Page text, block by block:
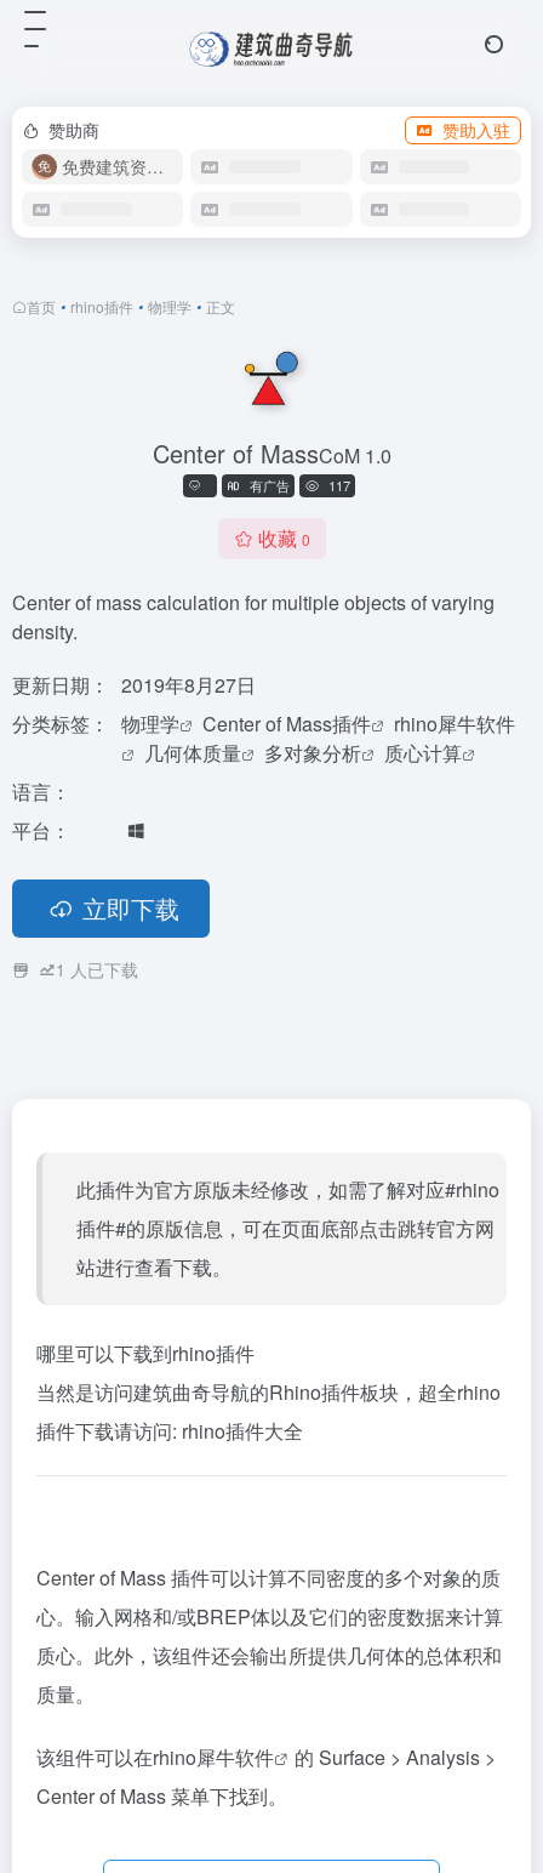
赞助商
赞助入驻
免费建筑资源库
首页 • rhino插件 • 物理学 • 正文
Center of MassCoM 1.0
有广告 117
收藏 0
Center of mass calculation for multiple objects of varying
density.
更新日期：
2019年8月27日
分类标签：
物理学 Center of Mass插件
rhino犀牛软件
几何体质量
多对象分析
质心计算
语言：
平台：
立即下载
1 人已下载
此插件为官方原版未经修改，如需了解对应#rhino
插件#的原版信息，可在页面底部点击跳转官方网
站进行查看下载。
哪里可以下载到rhino插件
当然是访问建筑曲奇导航的Rhino插件板块，超全rhino
插件下载请访问: rhino插件大全
Center of Mass 插件可以计算不同密度的多个对象的质
心。输入网格和/或BREP体以及它们的密度数据来计算
质心。此外，该组件还会输出所提供几何体的总体积和
质量。
该组件可以在rhino犀牛软件
的 Surface > Analysis >
Center of Mass 菜单下找到。